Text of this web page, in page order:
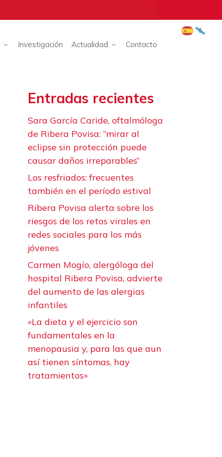
Investigación Actualidad Contacto
Entradas recientes
Sara García Caride, oftalmóloga
de Ribera Povisa: “mirar al
eclipse sin protección puede
causar daños irreparables”
Los resfriados: frecuentes
también en el período estival
Ribera Povisa alerta sobre los
riesgos de los retos virales en
redes sociales para los más
jóvenes
Carmen Mogío, alergóloga del
hospital Ribera Povisa, advierte
del aumento de las alergias
infantiles
«La dieta y el ejercicio son
fundamentales en la
menopausia y, para las que aun
así tienen síntomas, hay
tratamientos»